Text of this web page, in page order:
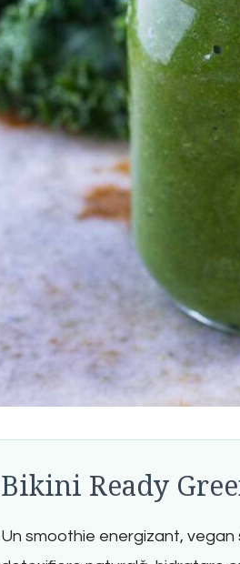
Bikini Ready
Un smoothie energizant,